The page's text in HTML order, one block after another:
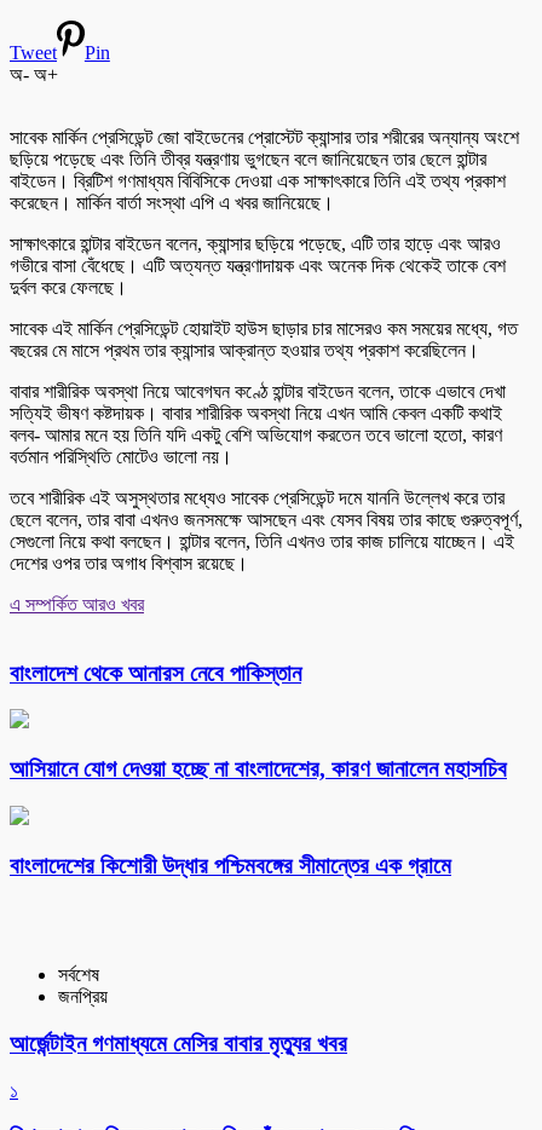
Tweet
Pin
অ- অ+
সাবেক মার্কিন প্রেসিডেন্ট জো বাইডেনের প্রোস্টেট ক্যান্সার তার শরীরের অন্যান্য অংশে
ছড়িয়ে পড়েছে এবং তিনি তীব্র যন্ত্রণায় ভুগছেন বলে জানিয়েছেন তার ছেলে হান্টার
বাইডেন। ব্রিটিশ গণমাধ্যম বিবিসিকে দেওয়া এক সাক্ষাৎকারে তিনি এই তথ্য প্রকাশ
করেছেন। মার্কিন বার্তা সংস্থা এপি এ খবর জানিয়েছে।
সাক্ষাৎকারে হান্টার বাইডেন বলেন, ক্যান্সার ছড়িয়ে পড়েছে, এটি তার হাড়ে এবং আরও
গভীরে বাসা বেঁধেছে। এটি অত্যন্ত যন্ত্রণাদায়ক এবং অনেক দিক থেকেই তাকে বেশ
দুর্বল করে ফেলছে।
সাবেক এই মার্কিন প্রেসিডেন্ট হোয়াইট হাউস ছাড়ার চার মাসেরও কম সময়ের মধ্যে, গত
বছরের মে মাসে প্রথম তার ক্যান্সার আক্রান্ত হওয়ার তথ্য প্রকাশ করেছিলেন।
বাবার শারীরিক অবস্থা নিয়ে আবেগঘন কণ্ঠে হান্টার বাইডেন বলেন, তাকে এভাবে দেখা
সত্যিই ভীষণ কষ্টদায়ক। বাবার শারীরিক অবস্থা নিয়ে এখন আমি কেবল একটি কথাই
বলব- আমার মনে হয় তিনি যদি একটু বেশি অভিযোগ করতেন তবে ভালো হতো, কারণ
বর্তমান পরিস্থিতি মোটেও ভালো নয়।
তবে শারীরিক এই অসুস্থতার মধ্যেও সাবেক প্রেসিডেন্ট দমে যাননি উল্লেখ করে তার
ছেলে বলেন, তার বাবা এখনও জনসমক্ষে আসছেন এবং যেসব বিষয় তার কাছে গুরুত্বপূর্ণ,
সেগুলো নিয়ে কথা বলছেন। হান্টার বলেন, তিনি এখনও তার কাজ চালিয়ে যাচ্ছেন। এই
দেশের ওপর তার অগাধ বিশ্বাস রয়েছে।
এ সম্পর্কিত আরও খবর
বাংলাদেশ থেকে আনারস নেবে পাকিস্তান
আসিয়ানে যোগ দেওয়া হচ্ছে না বাংলাদেশের, কারণ জানালেন মহাসচিব
বাংলাদেশের কিশোরী উদ্ধার পশ্চিমবঙ্গের সীমান্তের এক গ্রামে
সর্বশেষ
জনপ্রিয়
আর্জেন্টাইন গণমাধ্যমে মেসির বাবার মৃত্যুর খবর
১